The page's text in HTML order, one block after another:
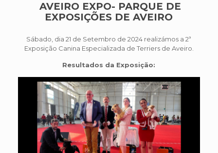
AVEIRO EXPO- PARQUE DE
EXPOSIÇÕES DE AVEIRO
Sábado, dia 21 de Setembro de 2024 realizámos a 2ª
Exposição Canina Especializada de Terriers de Aveiro.
Resultados da Exposição: